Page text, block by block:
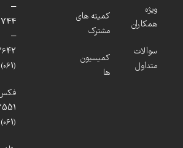
ویژه
همکاران
سوالات
متداول
کمیته های
مشترک
کمیسیون
ها
–
–
(061)
(061)